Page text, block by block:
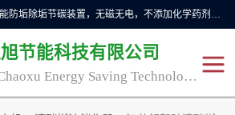
自主研发生产的CPMR全智能防垢除垢节碳装置，无磁无电，不添加化学药剂，*了国内纯物理除垢技术领域空白，其性能处于国际领先水平。广泛应用于石油炼化、钢铁冶炼、电力、煤矿、化工、供暖、压铸、汽车制造、涉水家电等行业。
节能科技有限公司
Nanjing Chaoxu Energy Saving Technology Co., Ltd